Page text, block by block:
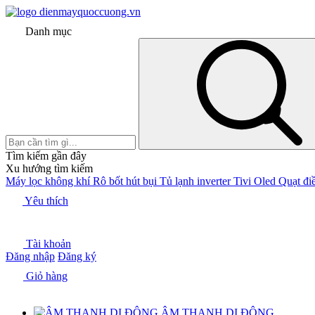
Danh mục
Tìm kiếm gần đây
Xu hướng tìm kiếm
Máy lọc không khíRô bốt hút bụi Tủ lạnh inverterTivi Oled Quạt
Yêu thích
Tài khoản
Đăng nhập Đăng ký
Giỏ hàng
ÂM THANH DI ĐỘNG